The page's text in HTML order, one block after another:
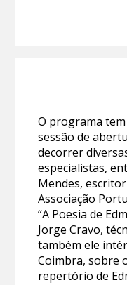
O programa
sessão de
decorrer
especialistas,
Mendes,
Associação
“A Poesia de
Jorge Cravo,
também ele
Coimbra, sobre
repertório de